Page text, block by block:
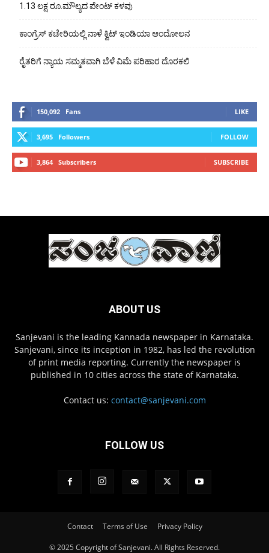
1.13 ಲಕ್ಷ ರೂ.ಮೌಲ್ಯದ ಪೇಂಟ್ ಕಳವು
ಕಾಂಗ್ರೆಸ್ ಕಚೇರಿಯಲ್ಲಿ ನಾಳೆ ಕ್ವಿಟ್ ಇಂಡಿಯಾ ಆಂದೋಲನ
ರೈತರಿಗೆ ನ್ಯಾಯ ಸಮ್ಮತವಾಗಿ ಬೆಳೆ ವಿಮೆ ಪರಿಹಾರ ದೊರಕಲಿ
150,092 Fans LIKE
3,695 Followers FOLLOW
3,864 Subscribers SUBSCRIBE
ABOUT US
Sanjevani is the leading Kannada newspaper in Karnataka.
Sanjevani, since its inception in 1982, has led the revolution
of print media reporting. Currently the newspaper is
published in 10 cities across the state of Karnataka.
Contact us: contact@sanjevani.com
FOLLOW US
Contact Terms of Use Privacy Policy
© 2025 Copyright of Sanjevani. All Rights Reserved.